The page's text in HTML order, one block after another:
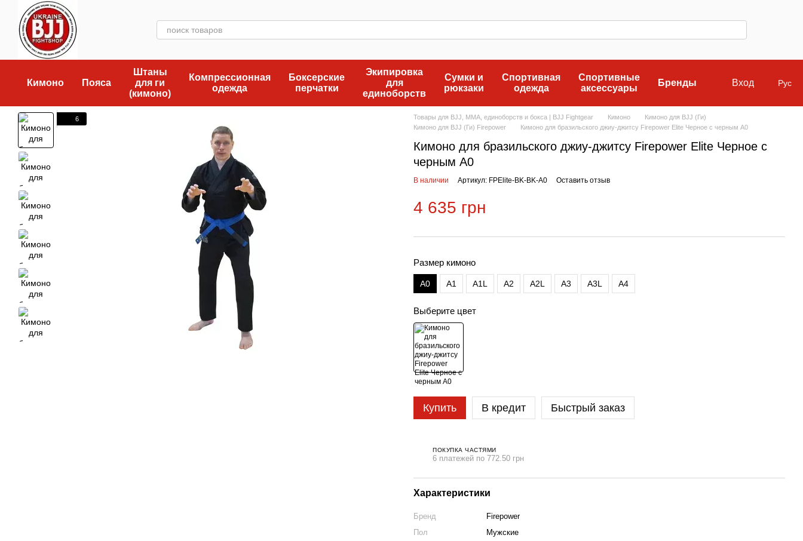
Перейти к основному контенту
Кимоно Пояса
Штаны
для ги
(кимоно)
Компрессионная
одежда
Боксерские
перчатки
Экипировка
для
единоборств
Сумки и
рюкзаки
Спортивная
одежда
Спортивные
аксессуары
Бренды Вход Рус
6 Товары для BJJ, MMA, единоборств и бокса | BJJ Fightgear Кимоно
Кимоно для BJJ (Ги)
Кимоно для BJJ (Ги) Firepower
Кимоно для бразильского джиу-джитсу Firepower Elite Черное с черным A0
Кимоно для бразильского джиу-джитсу Firepower Elite Черное с
черным A0
В наличии Артикул: FPElite-BK-BK-A0 Оставить отзыв
4 635 грн
Размер кимоно
A0 A1 A1L A2 A2L A3 A3L A4
Выберите цвет
Купить В кредит Быстрый заказ
ПОКУПКА ЧАСТЯМИ
6 платежей по 772.50 грн
Характеристики
Бренд
Firepower
Пол
Мужские